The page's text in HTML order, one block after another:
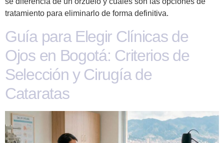
tratamiento para eliminarlo de forma definitiva.
Guía para Elegir Clínicas de
Ojos en Bogotá: Criterios de
Selección y Cirugía de
Cataratas